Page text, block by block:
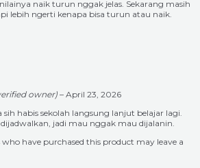
naik turun nggak jelas. Sekarang masih
lebih ngerti kenapa bisa turun atau naik.
owner)– April 23, 2026
sih habis sekolah langsung lanjut belajar lagi.
jadi mau nggak mau dijalanin.
have purchased this product may leave a